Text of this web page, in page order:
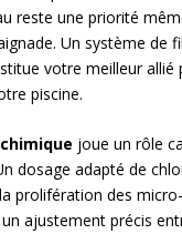
reste une priorité
Un système de
votre meilleur allié
piscine.
joue un rôle
dosage adapté de
prolifération des
ajustement précis